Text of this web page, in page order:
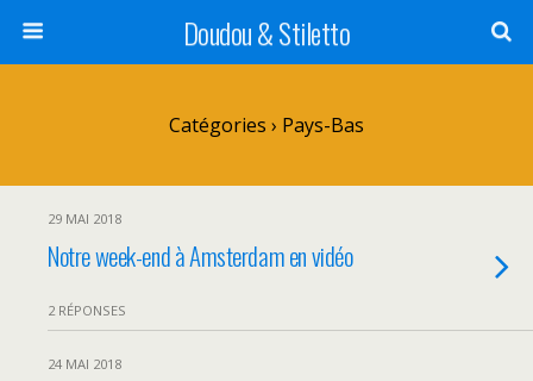
Doudou & Stiletto
Catégories › Pays-Bas
29 MAI 2018
Notre week-end à Amsterdam en vidéo
2 RÉPONSES
24 MAI 2018